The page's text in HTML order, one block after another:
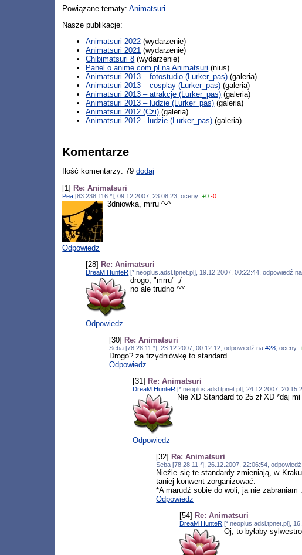
Powiązane tematy:Animatsuri
Nasze publikacje:
Animatsuri 2022 (wydarzenie)
Animatsuri 2021 (wydarzenie)
Chibimatsuri 8 (wydarzenie)
Panel o anime.com.pl na Animatsuri (nius)
Animatsuri 2013 – fotostudio (Lurker_pas) (galeria)
Animatsuri 2013 – cosplay (Lurker_pas) (galeria)
Animatsuri 2013 – atrakcje (Lurker_pas) (galeria)
Animatsuri 2013 – ludzie (Lurker_pas) (galeria)
Animatsuri 2012 (Czi) (galeria)
Animatsuri 2012 - ludzie (Lurker_pas) (galeria)
Komentarze
Ilość komentarzy: 79dodaj
[1] Re: Animatsuri
Pea [83.238.116.*], 09.12.2007, 23:08:23, oceny:+0 -0
3dniowka, mrru ^-^
Odpowiedz
[28] Re: Animatsuri
DreaM HunteR [*.neoplus.adsl.tpnet.pl], 19.12.2007, 00:22:44, odpowiedź
drogo, "mrru" ;/
no ale trudno ^^'
Odpowiedz
[30] Re: Animatsuri
Seba [78.28.11.*], 23.12.2007, 00:12:12, odpowiedź na#28 , oceny:
Drogo? za trzydniówkę to standard.
Odpowiedz
[31] Re: Animatsuri
DreaM HunteR [*.neoplus.adsl.tpnet.pl], 24.12.2007,
Nie XD Standard to 25 zł XD *daj
Odpowiedz
[32] Re: Animatsuri
Seba [78.28.11.*], 26.12.2007, 22:06:54,
Nieźle się te standardy zmieniają, w
taniej konwent zorganizować.
*A marudź sobie do woli, ja nie
Odpowiedz
[54] Re: Animatsuri
DreaM HunteR [*.neoplus.adsl.tpnet.pl],
Oj, to byłaby